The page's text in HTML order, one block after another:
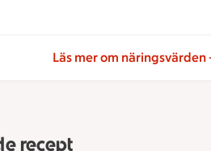
Läs mer om näringsvärden
recept